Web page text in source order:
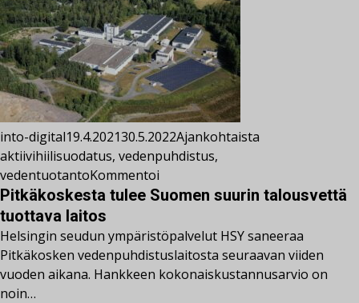
into-digital19.4.202130.5.2022Ajankohtaista
aktiivihiilisuodatus, vedenpuhdistus,
vedentuotantoKommentoi
Pitkäkoskesta tulee Suomen suurin talousvettä
tuottava laitos
Helsingin seudun ympäristöpalvelut HSY saneeraa
Pitkäkosken vedenpuhdistuslaitosta seuraavan viiden
vuoden aikana. Hankkeen kokonaiskustannusarvio on
noin…